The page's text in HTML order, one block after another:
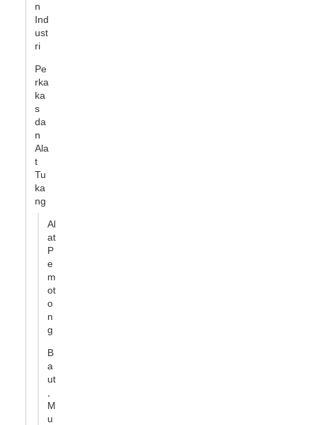
n
Ind
ust
ri
Pe
rka
ka
s
da
n
Ala
t
Tu
ka
ng
Al
at
P
e
m
ot
o
n
g
B
a
ut
,
M
u